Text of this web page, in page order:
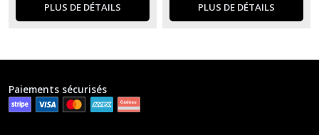
PLUS DE DÉTAILS PLUS DE DÉTAILS
Paiements sécurisés